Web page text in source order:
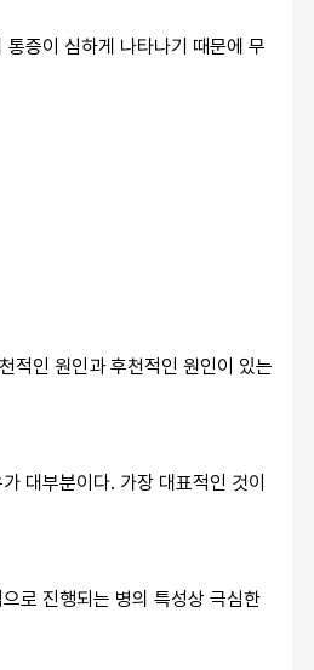
증이 심하게 나타나기 때문에 무
적인 원인과 후천적인 원인이 있는
대부분이다. 가장 대표적인 것이
로 진행되는 병의 특성상 극심한